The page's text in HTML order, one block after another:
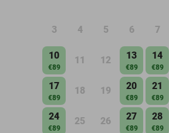
3 4 5 6 7
10
€89
11 12 13
€89
14
€89
17
€89
18 19 20
€89
21
€89
24
€89
25 26 27
€89
28
€89